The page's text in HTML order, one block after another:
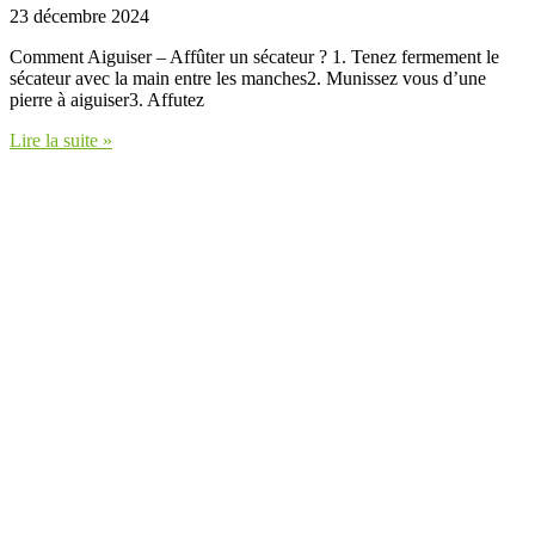
23 décembre 2024
Comment Aiguiser – Affûter un sécateur ? 1. Tenez fermement le
sécateur avec la main entre les manches2. Munissez vous d’une
pierre à aiguiser3. Affutez
Lire la suite »